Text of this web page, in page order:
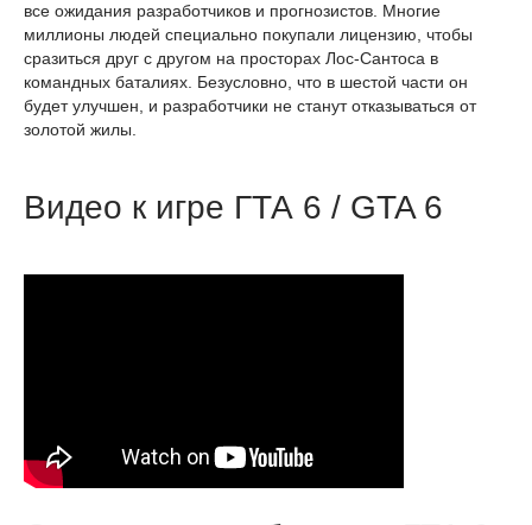
все ожидания разработчиков и прогнозистов. Многие
миллионы людей специально покупали лицензию, чтобы
сразиться друг с другом на просторах Лос-Сантоса в
командных баталиях. Безусловно, что в шестой части он
будет улучшен, и разработчики не станут отказываться от
золотой жилы.
Видео к игре ГТА 6 / GTA 6